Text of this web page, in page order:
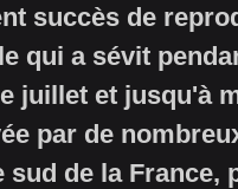
succès de
qui a sévit
juillet et jusqu'à
par de
sud de la France,